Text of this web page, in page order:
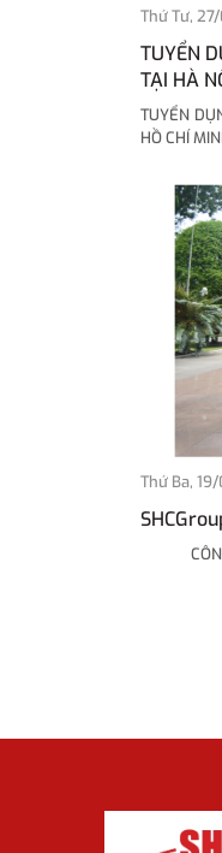
Thứ Tư,
TUYỂN
TẠI HÀ
TUYỂN
HỒ CHÍ
Thứ Ba,
CÔNG